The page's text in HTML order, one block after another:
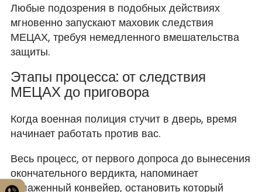
Любые подозрения в подобных действиях
мгновенно запускают маховик следствия
МЕЦАХ, требуя немедленного вмешательства
защиты.
Этапы процесса: от следствия
МЕЦАХ до приговора
Когда военная полиция стучит в дверь, время
начинает работать против вас.
Весь процесс, от первого допроса до вынесения
окончательного вердикта, напоминает
отлаженный конвейер, остановить который